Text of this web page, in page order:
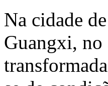
Na cidade
Guangxi, no